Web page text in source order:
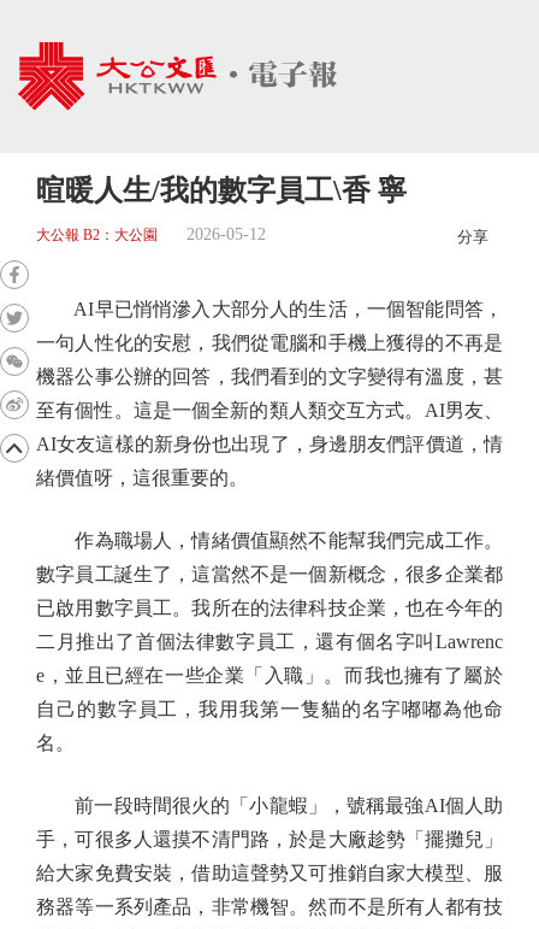
暄暖人生/我的數字員工\香 寧
大公報 B2：大公園 2026-05-12 分享
AI早已悄悄滲入大部分人的生活，一個智能問答，
一句人性化的安慰，我們從電腦和手機上獲得的不再是
機器公事公辦的回答，我們看到的文字變得有溫度，甚
至有個性。這是一個全新的類人類交互方式。AI男友、
AI女友這樣的新身份也出現了，身邊朋友們評價道，情
緒價值呀，這很重要的。
作為職場人，情緒價值顯然不能幫我們完成工作。
數字員工誕生了，這當然不是一個新概念，很多企業都
已啟用數字員工。我所在的法律科技企業，也在今年的
二月推出了首個法律數字員工，還有個名字叫Lawrenc
e，並且已經在一些企業「入職」。而我也擁有了屬於
自己的數字員工，我用我第一隻貓的名字嘟嘟為他命
名。
前一段時間很火的「小龍蝦」，號稱最強AI個人助
手，可很多人還摸不清門路，於是大廠趁勢「擺攤兒」
給大家免費安裝，借助這聲勢又可推銷自家大模型、服
務器等一系列產品，非常機智。然而不是所有人都有技